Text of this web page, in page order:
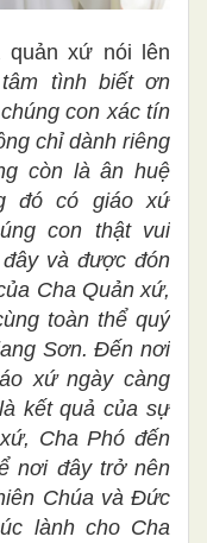
xứ nói lên
tình biết ơn
con xác tín
chỉ dành riêng
còn là ân huệ
đó có giáo xứ
con thật vui
và được đón
Cha Quản xứ,
toàn thể quý
Sơn. Đến nơi
xứ ngày càng
kết quả của sự
Cha Phó đến
nơi đây trở nên
Chúa và Đức
lành cho Cha